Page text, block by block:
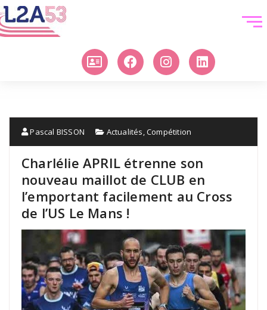
Pascal BISSON Actualités,Compétition
Charlélie APRIL étrenne son
nouveau maillot de CLUB en
l’emportant facilement au Cross
de l’US Le Mans !